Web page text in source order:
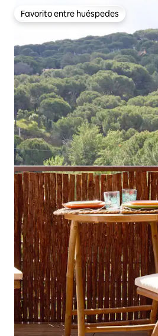
Favorito entre huéspedes
Favorito entre huéspedes